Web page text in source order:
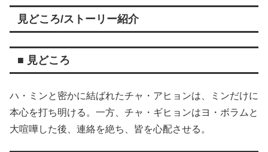
見どころ/ストーリー紹介
■ 見どころ
ハ・ミンと密かに結ばれたチャ・アヒョンは、ミンだけに
本心を打ち明ける。一方、チャ・ギヒョンはヨ・ボラムと
大喧嘩した後、連絡を絶ち、皆を心配させる。